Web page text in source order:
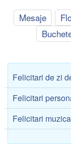
Mesaje
Felicitari de zi
Felicitari
Felicitari